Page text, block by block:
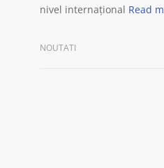
nivel internațional Read
NOUTATI